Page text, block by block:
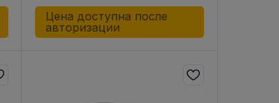
Цена доступна после
авторизации